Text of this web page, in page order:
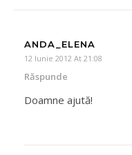
ANDA_ELENA
12 Iunie 2012 At 21:08
Răspunde
Doamne ajută!